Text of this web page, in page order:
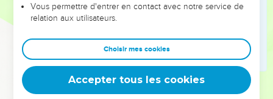
Je ne lui permets pas d'enseigner et de dominer sur
l'homme, mais je lui demande de garder une attitude
paisible.
En effet, Adam a été formé le premier, Eve ensuite.
Et Adam n’a pas été trompé, alors que la femme, trompée,
s’est rendue coupable d’une transgression.
Vous permettre d'entrer en contact avec notre service de
relation aux utilisateurs.
Choisir mes cookies
Accepter tous les cookies